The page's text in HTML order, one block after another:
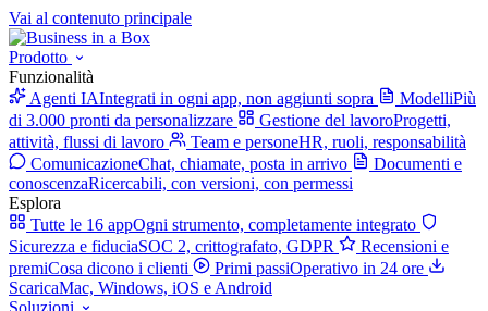
Vai al contenuto principale
Prodotto
Funzionalità
Agenti IAIntegrati in ogni app, non aggiunti sopra ModelliPiù
di 3.000 pronti da personalizzare
Gestione del lavoroProgetti,
attività, flussi di lavoro
Team e personeHR, ruoli, responsabilità
ComunicazioneChat, chiamate, posta in arrivo
Documenti e
conoscenzaRicercabili, con versioni, con permessi
Esplora
Tutte le 16 appOgni strumento, completamente integrato
Sicurezza e fiduciaSOC 2, crittografato, GDPR
Recensioni e
premiCosa dicono i clienti Primi passiOperativo in 24 ore
ScaricaMac, Windows, iOS e Android
Soluzioni